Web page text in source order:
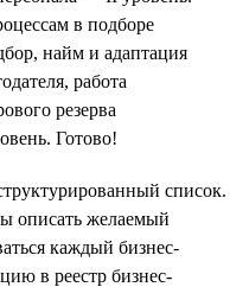
в подборе
найм и адаптация
работа
резерва
Готово!
список.
описать желаемый
каждый бизнес-
в реестр бизнес-